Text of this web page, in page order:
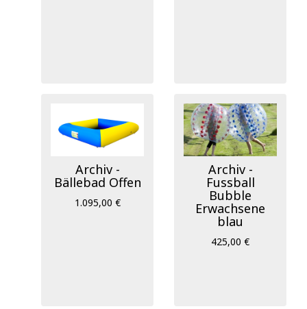
Archiv -
Bällebad Offen
1.095,00 €
Archiv -
Fussball
Bubble
Erwachsene
blau
425,00 €